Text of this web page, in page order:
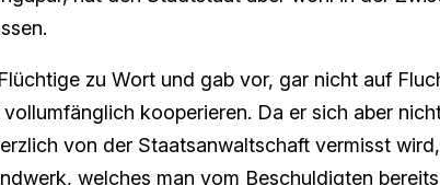
zu Wort und gab vor, gar nicht auf
kooperieren. Da er sich aber
von der Staatsanwaltschaft vermisst
welches man vom Beschuldigten